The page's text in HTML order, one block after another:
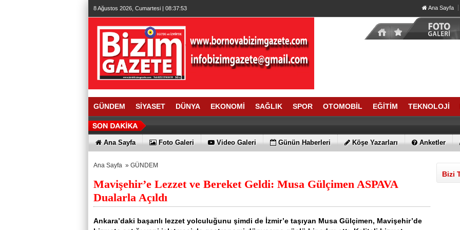
8 Ağustos 2026, Cumartesi | 08:37:53 Ana Sayfa
GÜNDEM SİYASET DÜNYA EKONOMİ SAĞLIK SPOR OTOMOBİL EĞİTİM TEKNOLOJİ
Ana Sayfa Foto Galeri Video Galeri Günün Haberleri Köşe Yazarları Anketler
Ana Sayfa » GÜNDEM
Mavişehir’e Lezzet ve Bereket Geldi: Musa Gülçimen ASPAVA
Dualarla Açıldı
Ankara’daki başarılı lezzet yolculuğunu şimdi de İzmir’e taşıyan Musa Gülçimen, Mavişehir’de
Bizi